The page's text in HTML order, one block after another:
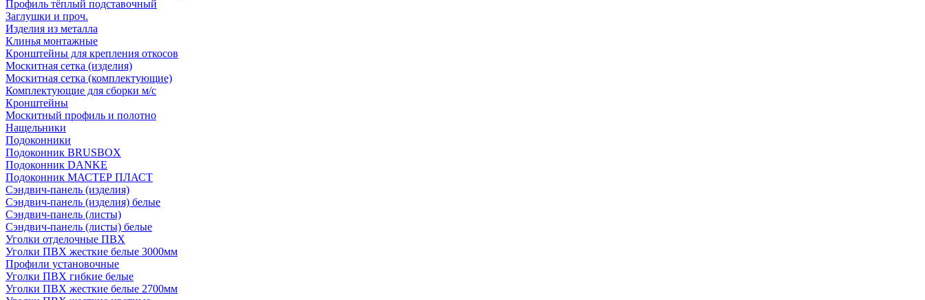
Профиль тёплый подставочный
Заглушки и проч.
Изделия из металла
Клинья монтажные
Кронштейны для крепления откосов
Москитная сетка (изделия)
Москитная сетка (комплектующие)
Комплектующие для сборки м/с
Кронштейны
Москитный профиль и полотно
Нащельники
Подоконники
Подоконник BRUSBOX
Подоконник DANKE
Подоконник МАСТЕР ПЛАСТ
Сэндвич-панель (изделия)
Сэндвич-панель (изделия) белые
Сэндвич-панель (листы)
Сэндвич-панель (листы) белые
Уголки отделочные ПВХ
Уголки ПВХ жесткие белые 3000мм
Профили установочные
Уголки ПВХ гибкие белые
Уголки ПВХ жесткие белые 2700мм